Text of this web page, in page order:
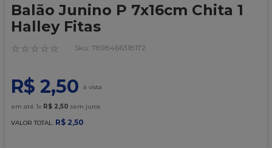
Balão Junino P 7x16cm Chita 1
Halley Fitas
☆ ☆ ☆ ☆ ☆ : 7898466318172
R$ 2,50
em até 1x R$ 2,50 sem juros
VALOR TOTAL: R$ 2,50
6
granulado
9º
caixa kraft
10º sacola